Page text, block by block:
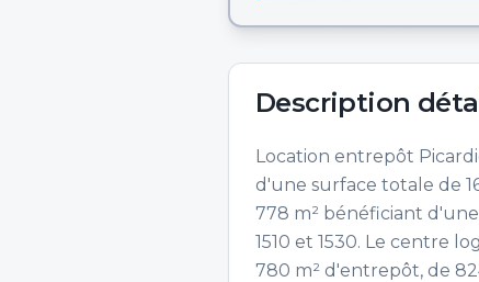
Description
Location entrepôt
d'une surface totale de
778 m² bénéficiant
1510 et 1530. Le centre
780 m² d'entrepôt, de